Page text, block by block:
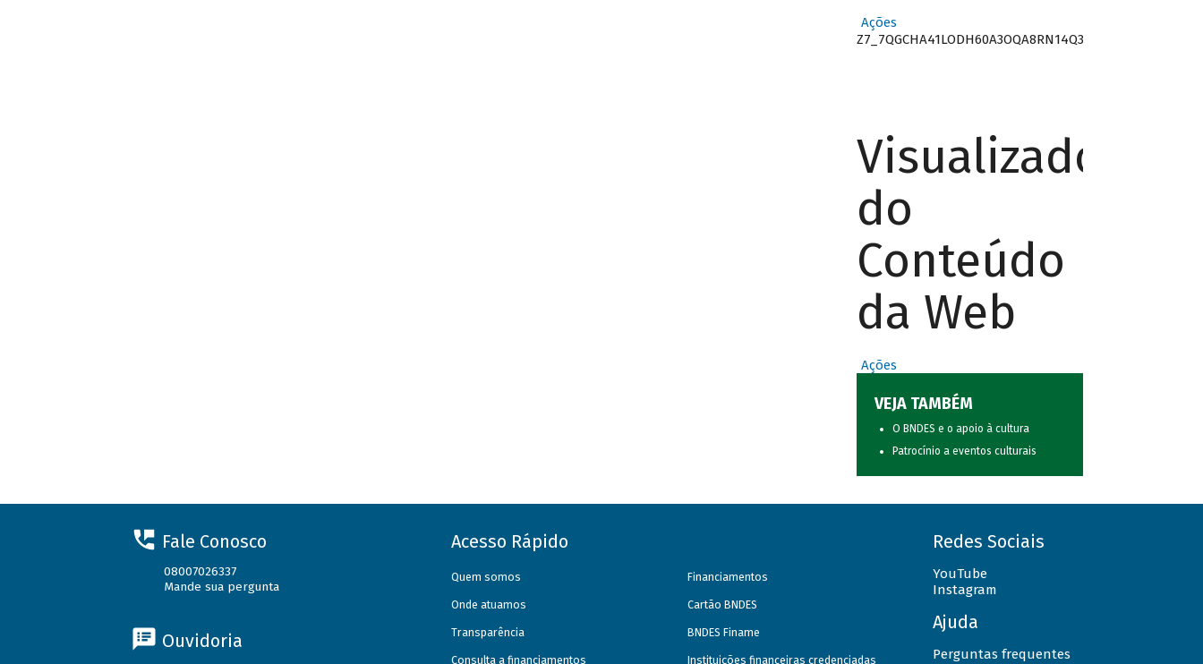
Ações
Z7_7QGCHA41LODH60A3OQA8RN14Q3
Visualizador
do
Conteúdo
da Web
Ações
VEJA TAMBÉM
O BNDES e o apoio à cultura
Patrocínio a eventos culturais
Fale Conosco
08007026337
Mande sua pergunta
Ouvidoria
Acesso Rápido
Quem somos
Onde atuamos
Transparência
Consulta a financiamentos
Financiamentos
Cartão BNDES
BNDES Finame
Instituições financeiras credenciadas
Redes Sociais
YouTube
Instagram
Ajuda
Perguntas frequentes